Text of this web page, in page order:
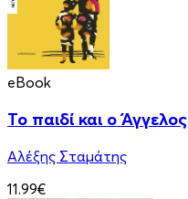
eBook
Το παιδί και ο Άγγελος
Αλέξης Σταμάτης
11.99€